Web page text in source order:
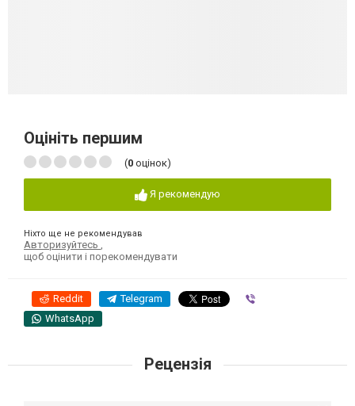
Оцініть першим
(0 оцінок)
Я рекомендую
Ніхто ще не рекомендував
Авторизуйтесь
щоб оцінити і порекомендувати
Reddit Telegram
WhatsApp
Рецензія